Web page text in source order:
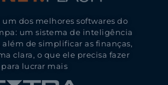
dos melhores softwares do
um sistema de inteligência
de simplificar as finanças,
clara, o que ele precisa fazer
para lucrar mais